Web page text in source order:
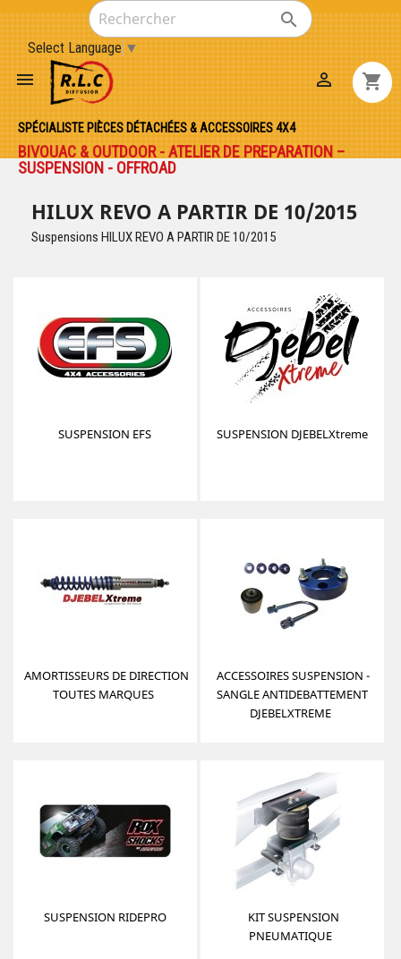

Select Language ▼
 shopping_cart

SPÉCIALISTE PIÈCES DÉTACHÉES & ACCESSOIRES 4X4
BIVOUAC & OUTDOOR - ATELIER DE PREPARATION –
SUSPENSION - OFFROAD
HILUX REVO A PARTIR DE 10/2015
Suspensions HILUX REVO A PARTIR DE 10/2015
SUSPENSION EFS SUSPENSION DJEBELXtreme
AMORTISSEURS DE DIRECTION
TOUTES MARQUES
ACCESSOIRES SUSPENSION -
SANGLE ANTIDEBATTEMENT
DJEBELXTREME
SUSPENSION RIDEPRO
KIT SUSPENSION
PNEUMATIQUE